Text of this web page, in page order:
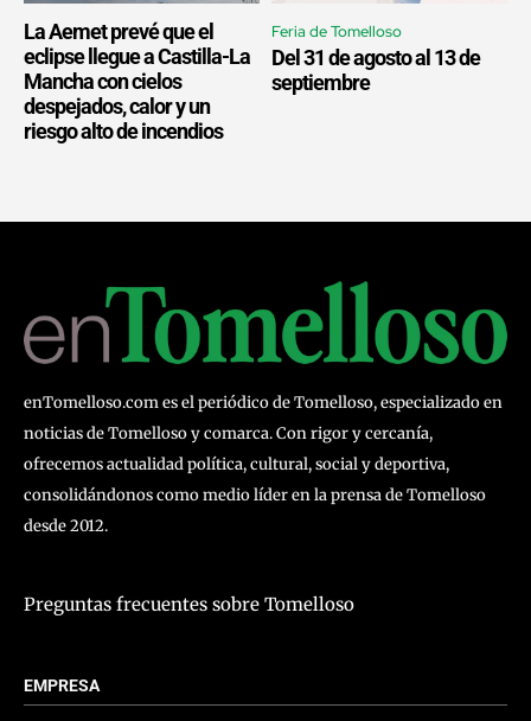
La Aemet prevé que el
eclipse llegue a Castilla-La
Mancha con cielos
despejados, calor y un
riesgo alto de incendios
Feria de Tomelloso
Del 31 de agosto al 13 de
septiembre
enTomelloso.com es el periódico de Tomelloso, especializado en
noticias de Tomelloso y comarca. Con rigor y cercanía,
ofrecemos actualidad política, cultural, social y deportiva,
consolidándonos como medio líder en la prensa de Tomelloso
desde 2012.
Preguntas frecuentes sobre Tomelloso
EMPRESA